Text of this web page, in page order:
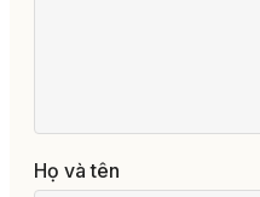
Họ và tên